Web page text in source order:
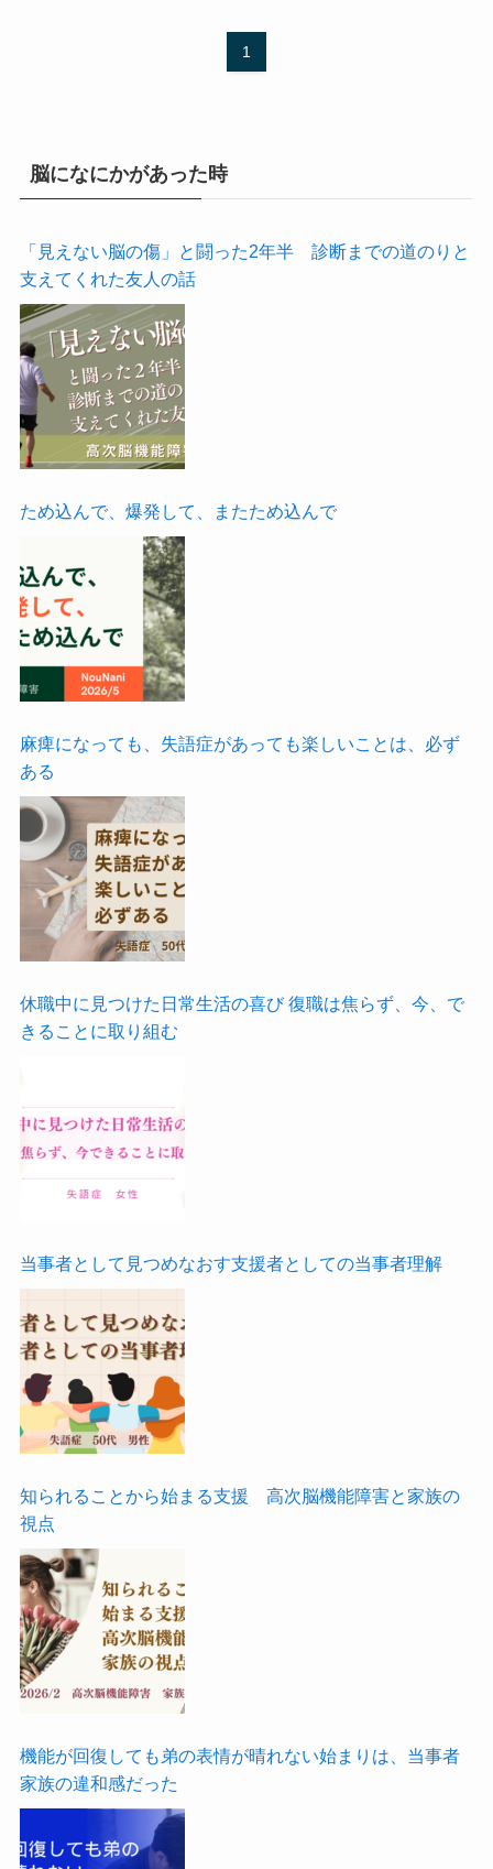
1
脳になにかがあった時
「見えない脳の傷」と闘った2年半 診断までの道のりと
支えてくれた友人の話
ため込んで、爆発して、またため込んで
麻痺になっても、失語症があっても楽しいことは、必ず
ある
休職中に見つけた日常生活の喜び 復職は焦らず、今、で
きることに取り組む
当事者として見つめなおす支援者としての当事者理解
知られることから始まる支援 高次脳機能障害と家族の
視点
機能が回復しても弟の表情が晴れない始まりは、当事者
家族の違和感だった